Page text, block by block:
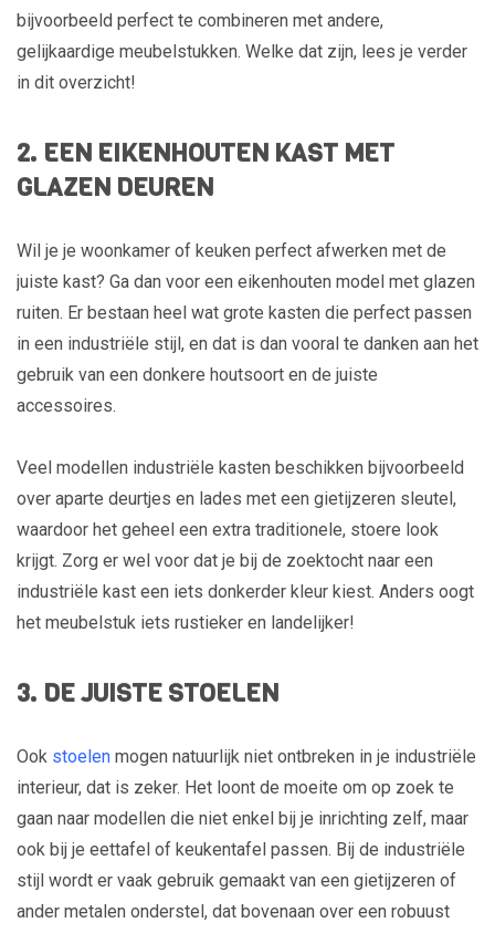
bijvoorbeeld perfect te combineren met andere,
gelijkaardige meubelstukken. Welke dat zijn, lees je verder
in dit overzicht!
2. EEN EIKENHOUTEN KAST MET
GLAZEN DEUREN
Wil je je woonkamer of keuken perfect afwerken met de
juiste kast? Ga dan voor een eikenhouten model met glazen
ruiten. Er bestaan heel wat grote kasten die perfect passen
in een industriële stijl, en dat is dan vooral te danken aan het
gebruik van een donkere houtsoort en de juiste
accessoires.
Veel modellen industriële kasten beschikken bijvoorbeeld
over aparte deurtjes en lades met een gietijzeren sleutel,
waardoor het geheel een extra traditionele, stoere look
krijgt. Zorg er wel voor dat je bij de zoektocht naar een
industriële kast een iets donkerder kleur kiest. Anders oogt
het meubelstuk iets rustieker en landelijker!
3. DE JUISTE STOELEN
Ook stoelen mogen natuurlijk niet ontbreken in je industriële
interieur, dat is zeker. Het loont de moeite om op zoek te
gaan naar modellen die niet enkel bij je inrichting zelf, maar
ook bij je eettafel of keukentafel passen. Bij de industriële
stijl wordt er vaak gebruik gemaakt van een gietijzeren of
ander metalen onderstel, dat bovenaan over een robuust